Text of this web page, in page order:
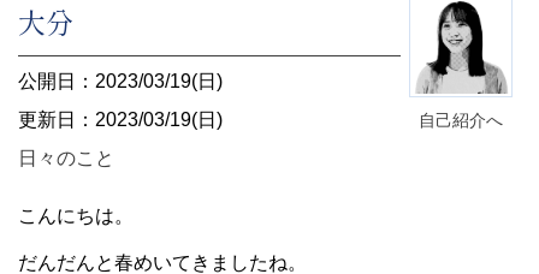
自己紹介へ
大分
公開日：2023/03/19(日)
更新日：2023/03/19(日)
日々のこと
こんにちは。
だんだんと春めいてきましたね。